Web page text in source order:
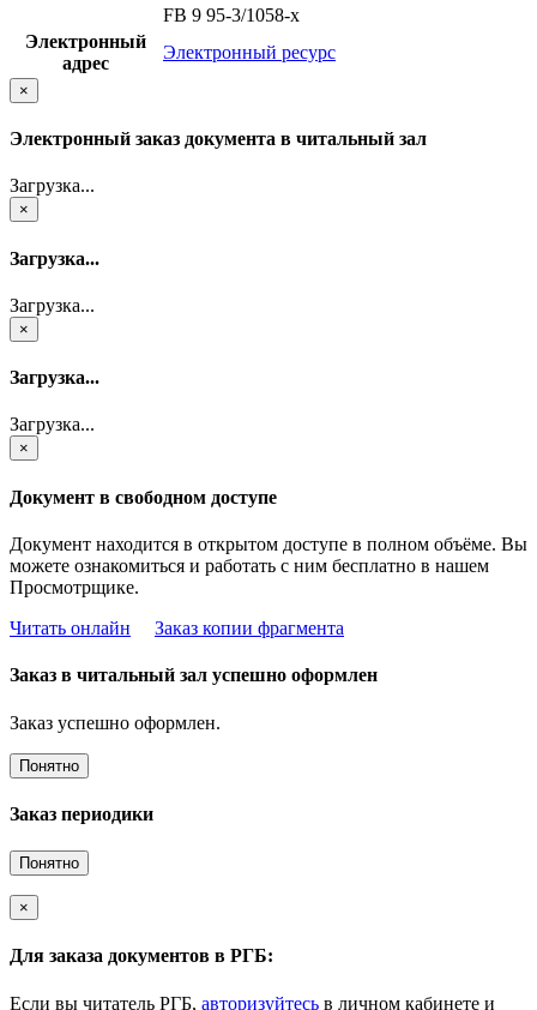
FB 9 95-3/1058-x
Электронный
адрес
Электронный ресурс
×
Электронный заказ документа в читальный зал
Загрузка...
×
Загрузка...
Загрузка...
×
Загрузка...
Загрузка...
×
Документ в свободном доступе
Документ находится в открытом доступе в полном объёме. Вы
можете ознакомиться и работать с ним бесплатно в нашем
Просмотрщике.
Читать онлайн
Заказ копии фрагмента
Заказ в читальный зал успешно оформлен
Заказ успешно оформлен.
Понятно
Заказ периодики
Понятно
×
Для заказа документов в РГБ:
Если вы читатель РГБ, авторизуйтесь в личном кабинете и